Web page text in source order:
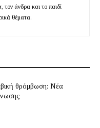
τον άνδρα και το παιδί
θέματα.
θρόμβωση: Νέα